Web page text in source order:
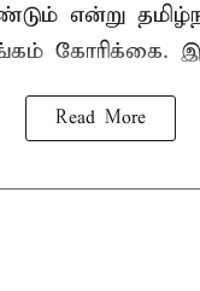
என்று
கோரிக்கை.
Read More